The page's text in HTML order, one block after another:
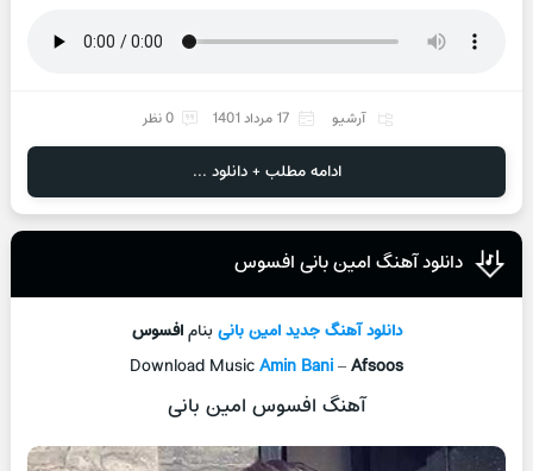
آرشیو 17 مرداد 1401 0 نظر
ادامه مطلب + دانلود ...
دانلود آهنگ امین بانی افسوس
دانلود آهنگ جدیدامین بانیبنامافسوس
Download MusicAmin Bani–Afsoos
آهنگ افسوس امین بانی